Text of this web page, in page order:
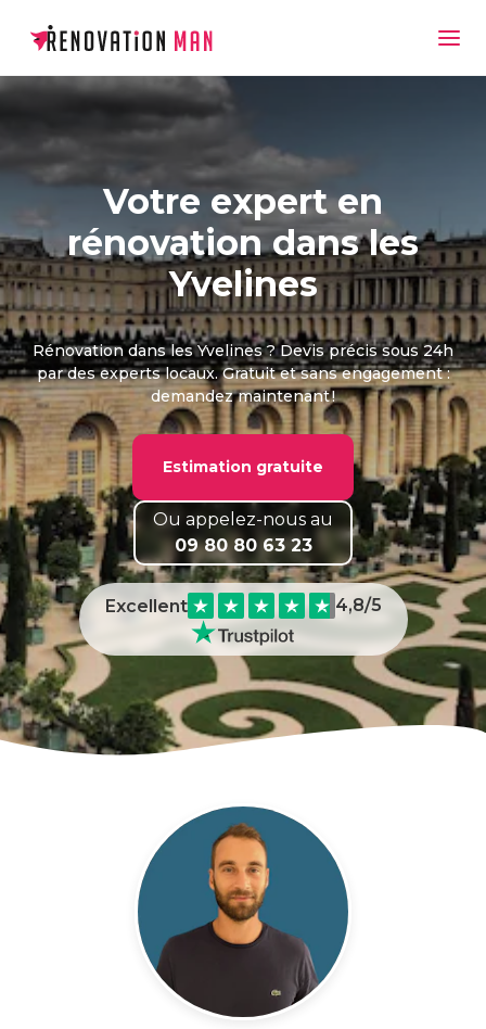
Votre expert en
rénovation dans les
Yvelines
Rénovation dans les Yvelines ? Devis précis sous 24h
par des experts locaux. Gratuit et sans engagement :
demandez maintenant !
Estimation gratuite
Ou appelez-nous au
09 80 80 63 23
Excellent 4,8/5